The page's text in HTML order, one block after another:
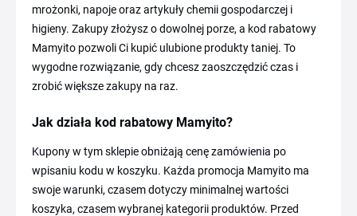
mrożonki, napoje oraz artykuły chemii gospodarczej i
higieny. Zakupy złożysz o dowolnej porze, a kod rabatowy
Mamyito pozwoli Ci kupić ulubione produkty taniej. To
wygodne rozwiązanie, gdy chcesz zaoszczędzić czas i
zrobić większe zakupy na raz.
Jak działa kod rabatowy Mamyito?
Kupony w tym sklepie obniżają cenę zamówienia po
wpisaniu kodu w koszyku. Każda promocja Mamyito ma
swoje warunki, czasem dotyczy minimalnej wartości
koszyka, czasem wybranej kategorii produktów. Przed